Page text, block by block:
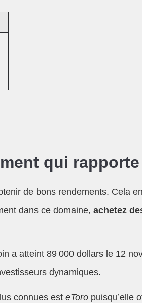
qui rapporte
de bons rendements. Cela
dans ce domaine, achetez
a atteint 89 000 dollars le 12
dynamiques.
connues est eToro puisqu’elle